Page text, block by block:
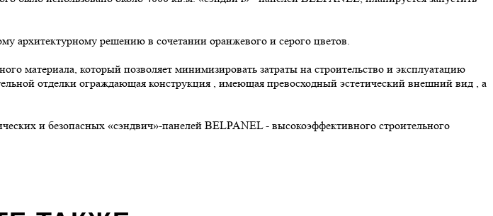
архитектурному решению в сочетании оранжевого и серого цветов.
материала, который позволяет минимизировать затраты на строительство и эксплуатацию
отделки ограждающая конструкция , имеющая превосходный эстетический внешний вид , а
и безопасных «сэндвич»-панелей BELPANEL - высокоэффективного строительного